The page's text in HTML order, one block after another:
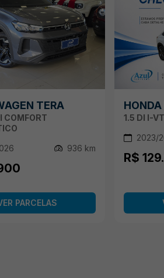
TERA
COMFORT
936 km
PARCELAS
1.5 DI I-
2023/
R$